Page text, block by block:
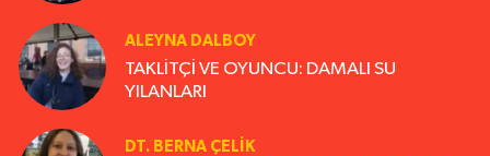
ALEYNA DALBOY
TAKLİTÇİ VE OYUNCU: DAMALI SU
YILANLARI
DT. BERNA ÇELIK